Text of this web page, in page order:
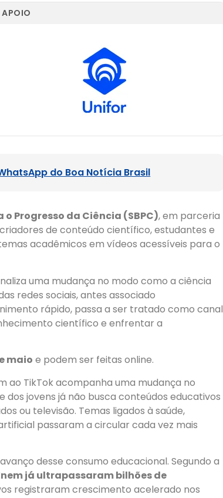
APOIO
do Boa Notícia Brasil
Progresso da Ciência (SBPC), em parceria
de conteúdo científico, estudantes e
acadêmicos em vídeos acessíveis para o
uma mudança no modo como a ciência
redes sociais, antes associado
rápido, passa a ser tratado como canal
científico e enfrentar a
maio e podem ser feitas online.
ao TikTok acompanha uma mudança no
jovens já não busca conteúdos educativos
ou televisão. Temas ligados à saúde,
passaram a circular cada vez mais
desse consumo educacional. Segundo a
já ultrapassaram bilhões de
registraram crescimento acelerado nos